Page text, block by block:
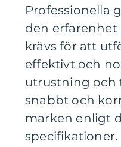
Professionella
den
krävs för att
effektivt och
utrustning och
snabbt och
marken enligt
specifikationer.